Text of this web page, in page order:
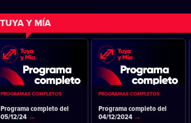
TUYA Y MÍA
PROGRAMAS COMPLETOS
Programa completo del
05/12/24
PROGRAMAS COMPLETOS
Programa completo del
04/12/2024